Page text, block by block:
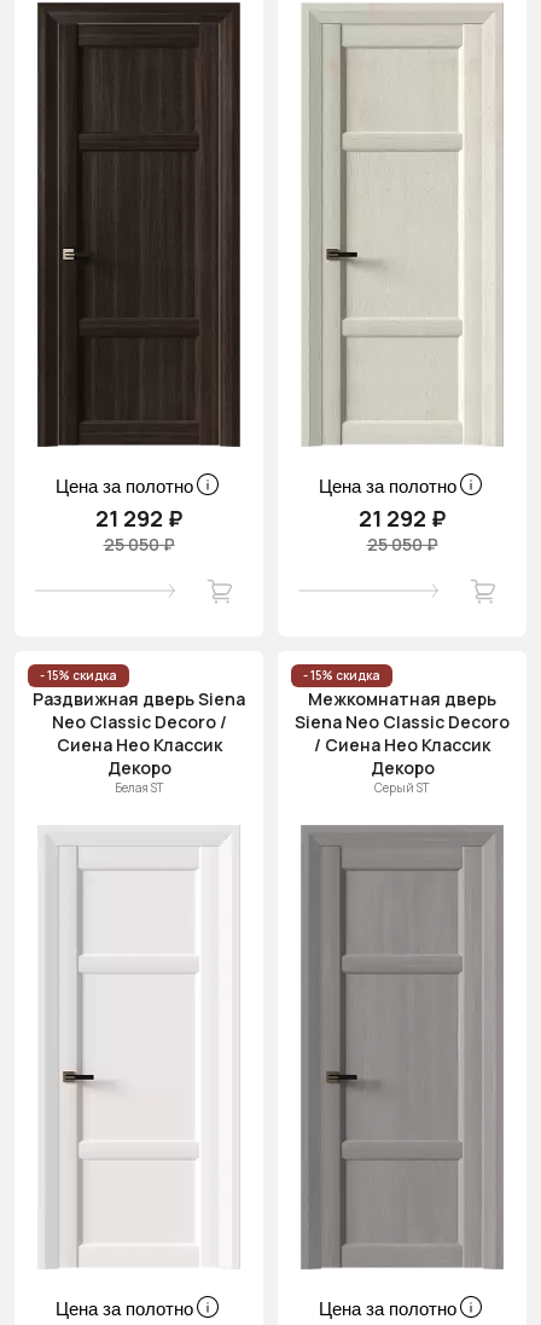
Цена за полотно
21 292 ₽
25 050 ₽
Цена за полотно
21 292 ₽
25 050 ₽
- 15% скидка
Раздвижная дверь Siena
Neo Classic Decoro /
Сиена Нео Классик
Декоро
Белая ST
Цена за полотно
- 15% скидка
Межкомнатная дверь
Siena Neo Classic Decoro
/ Сиена Нео Классик
Декоро
Серый ST
Цена за полотно